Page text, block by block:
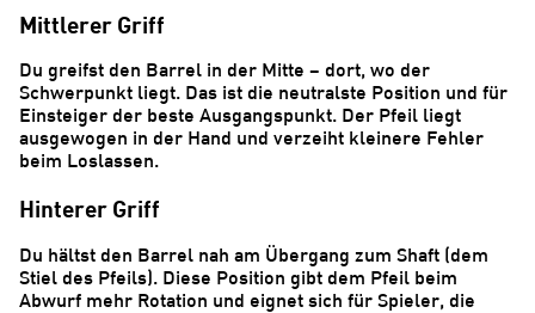
Mittlerer Griff
Du greifst den Barrel in der Mitte – dort, wo der
Schwerpunkt liegt. Das ist die neutralste Position und für
Einsteiger der beste Ausgangspunkt. Der Pfeil liegt
ausgewogen in der Hand und verzeiht kleinere Fehler
beim Loslassen.
Hinterer Griff
Du hältst den Barrel nah am Übergang zum Shaft (dem
Stiel des Pfeils). Diese Position gibt dem Pfeil beim
Abwurf mehr Rotation und eignet sich für Spieler, die